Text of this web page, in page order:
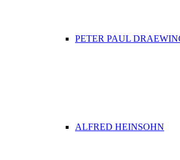
PETER PAUL
ALFRED HEINSOHN